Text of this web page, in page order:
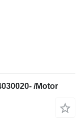
/Motor